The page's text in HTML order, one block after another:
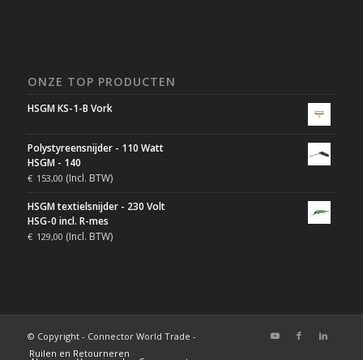
ONZE TOP PRODUCTEN
HSGM KS-1-B Vork
Polystyreensnijder - 110 Watt
HSGM - 140
€ 153,00 (Incl. BTW)
HSGM textielsnijder - 230 Volt
HSG-0 incl. R-mes
€ 129,00 (Incl. BTW)
© Copyright - Connector World Trade -
Ruilen en Retourneren